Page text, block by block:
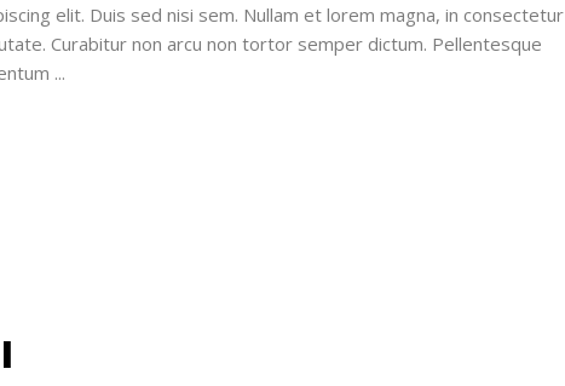
elit. Duis sed nisi sem. Nullam et lorem magna, in consectetur
Curabitur non arcu non tortor semper dictum. Pellentesque